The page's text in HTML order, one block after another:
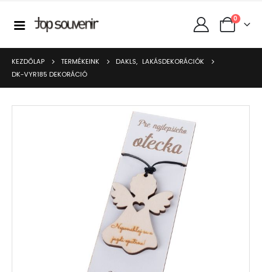
0
KEZDŐLAP TERMÉKEINK DAKLS, LAKÁSDEKORÁCIÓK
DK-VYR185 DEKORÁCIÓ